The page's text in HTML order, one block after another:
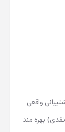
واقعی
وجه (نقدی) بهره مند